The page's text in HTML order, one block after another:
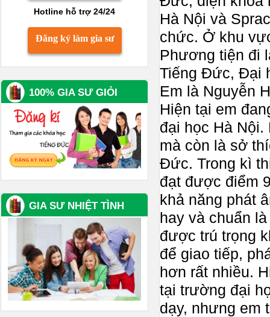
Hà Nội và
chức. Ở khu
Phương tiện đi
Tiếng Đức, Đại
Em là Nguyễn
Hiện tại em
đại học Hà
mà còn là sở
Đức. Trong kì
đạt được điểm
khả năng phát
hay và chuẩn
được trú trọng
để giao tiếp,
hơn rất nhiều.
tại trường đại
dạy, nhưng em
Hotline hỗ trợ 24/24
Đăng ký làm gia sư
100% GIA SƯ GIỎI
GIA SƯ NHIỆT TÌNH